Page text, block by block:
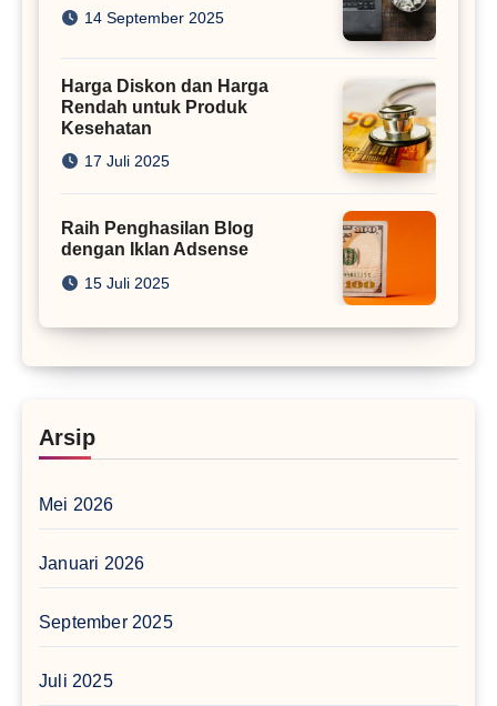
14 September 2025
Harga Diskon dan Harga
Rendah untuk Produk
Kesehatan
17 Juli 2025
Raih Penghasilan Blog
dengan Iklan Adsense
15 Juli 2025
Arsip
Mei 2026
Januari 2026
September 2025
Juli 2025